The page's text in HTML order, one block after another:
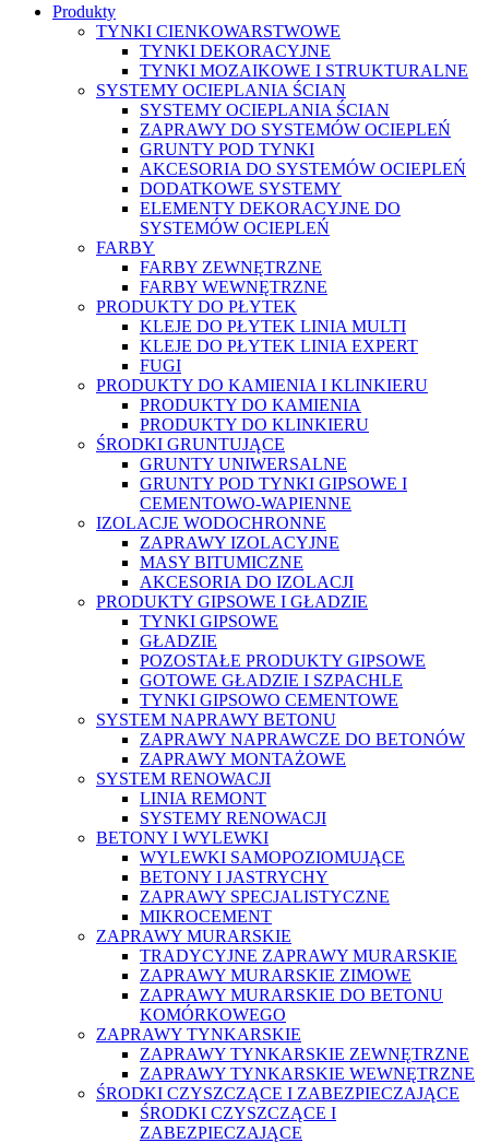
Produkty
TYNKI CIENKOWARSTWOWE
TYNKI DEKORACYJNE
TYNKI MOZAIKOWE I STRUKTURALNE
SYSTEMY OCIEPLANIA ŚCIAN
SYSTEMY OCIEPLANIA ŚCIAN
ZAPRAWY DO SYSTEMÓW OCIEPLEŃ
GRUNTY POD TYNKI
AKCESORIA DO SYSTEMÓW OCIEPLEŃ
DODATKOWE SYSTEMY
ELEMENTY DEKORACYJNE DO
SYSTEMÓW OCIEPLEŃ
FARBY
FARBY ZEWNĘTRZNE
FARBY WEWNĘTRZNE
PRODUKTY DO PŁYTEK
KLEJE DO PŁYTEK LINIA MULTI
KLEJE DO PŁYTEK LINIA EXPERT
FUGI
PRODUKTY DO KAMIENIA I KLINKIERU
PRODUKTY DO KAMIENIA
PRODUKTY DO KLINKIERU
ŚRODKI GRUNTUJĄCE
GRUNTY UNIWERSALNE
GRUNTY POD TYNKI GIPSOWE I
CEMENTOWO-WAPIENNE
IZOLACJE WODOCHRONNE
ZAPRAWY IZOLACYJNE
MASY BITUMICZNE
AKCESORIA DO IZOLACJI
PRODUKTY GIPSOWE I GŁADZIE
TYNKI GIPSOWE
GŁADZIE
POZOSTAŁE PRODUKTY GIPSOWE
GOTOWE GŁADZIE I SZPACHLE
TYNKI GIPSOWO CEMENTOWE
SYSTEM NAPRAWY BETONU
ZAPRAWY NAPRAWCZE DO BETONÓW
ZAPRAWY MONTAŻOWE
SYSTEM RENOWACJI
LINIA REMONT
SYSTEMY RENOWACJI
BETONY I WYLEWKI
WYLEWKI SAMOPOZIOMUJĄCE
BETONY I JASTRYCHY
ZAPRAWY SPECJALISTYCZNE
MIKROCEMENT
ZAPRAWY MURARSKIE
TRADYCYJNE ZAPRAWY MURARSKIE
ZAPRAWY MURARSKIE ZIMOWE
ZAPRAWY MURARSKIE DO BETONU
KOMÓRKOWEGO
ZAPRAWY TYNKARSKIE
ZAPRAWY TYNKARSKIE ZEWNĘTRZNE
ZAPRAWY TYNKARSKIE WEWNĘTRZNE
ŚRODKI CZYSZCZĄCE I ZABEZPIECZAJĄCE
ŚRODKI CZYSZCZĄCE I
ZABEZPIECZAJĄCE